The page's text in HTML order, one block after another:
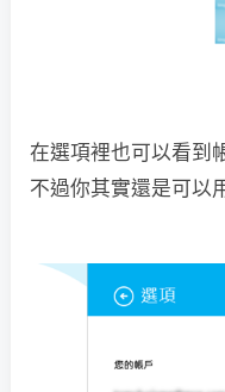
在選項裡也可以看到
不過你其實還是可以